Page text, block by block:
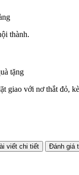
thành.
tặng
giao với nơ thắt đỏ,
viết chi tiết
Đánh giá